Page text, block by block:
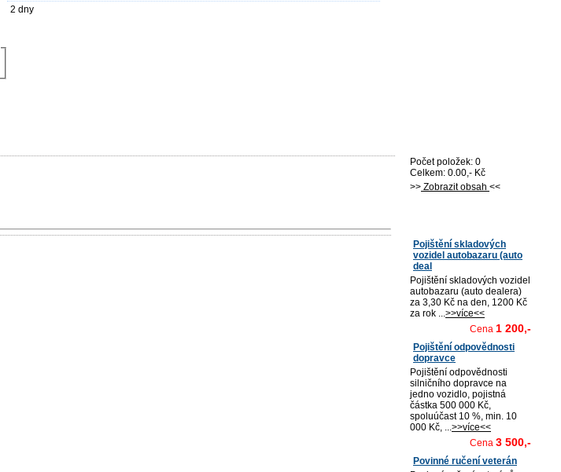
Počet položek: 0
Celkem: 0.00,- Kč
>> Zobrazit obsah <<
Pojištění skladových
vozidel autobazaru (auto
deal
Pojištění skladových vozidel
autobazaru (auto dealera)
za 3,30 Kč na den, 1200 Kč
za rok ...>>více<<
Cena 1 200,-
Pojištění odpovědnosti
dopravce
Pojištění odpovědnosti
silničního dopravce na
jedno vozidlo, pojistná
částka 500 000 Kč,
spoluúčast 10 %, min. 10
000 Kč, ...>>více<<
Cena 3 500,-
Povinné ručení veterán
2 dny